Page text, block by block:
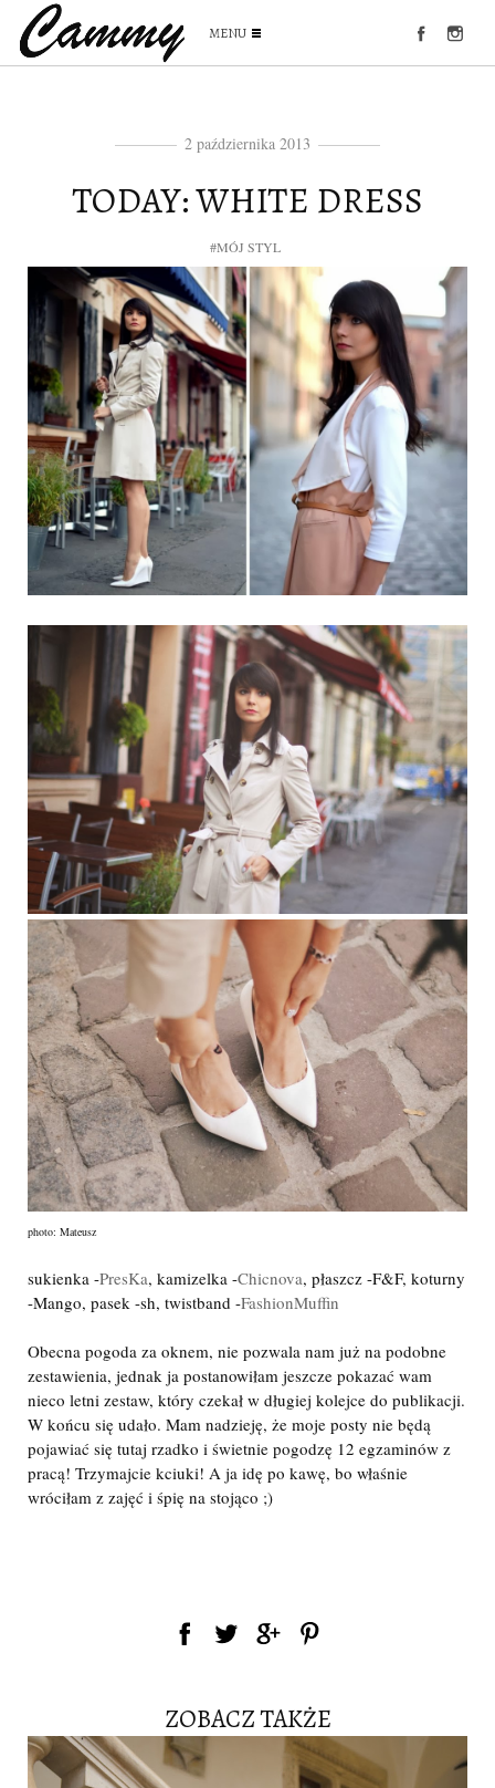
MENU
2 października 2013
TODAY: WHITE DRESS
#MÓJ STYL
photo: Mateusz
sukienka -PresKa, kamizelka -Chicnova, płaszcz -F&F, koturny
-Mango, pasek -sh, twistband -FashionMuffin
Obecna pogoda za oknem, nie pozwala nam już na podobne
zestawienia, jednak ja postanowiłam jeszcze pokazać wam
nieco letni zestaw, który czekał w długiej kolejce do publikacji.
W końcu się udało. Mam nadzieję, że moje posty nie będą
pojawiać się tutaj rzadko i świetnie pogodzę 12 egzaminów z
pracą! Trzymajcie kciuki! A ja idę po kawę, bo właśnie
wróciłam z zajęć i śpię na stojąco ;)
ZOBACZ TAKŻE